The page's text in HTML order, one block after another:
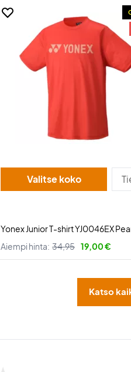
Valitse koko
Yonex Junior T-shirt YJ0046EX
Aiempi hinta: 34,95 19,00 €
Katso